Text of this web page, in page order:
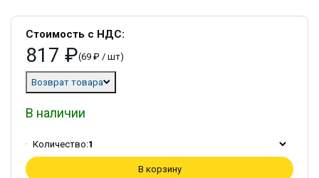
Стоимость с НДС:
817 ₽(69 ₽ / шт)
Возврат товара
В наличии
Количество:1
В корзину